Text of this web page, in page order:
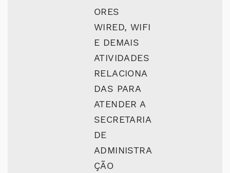
ORES
WIRED, WIFI
E DEMAIS
ATIVIDADES
RELACIONA
DAS PARA
ATENDER A
SECRETARIA
DE
ADMINISTRA
ÇÃO